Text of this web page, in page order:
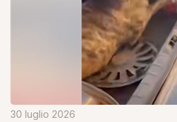
30 luglio 2026